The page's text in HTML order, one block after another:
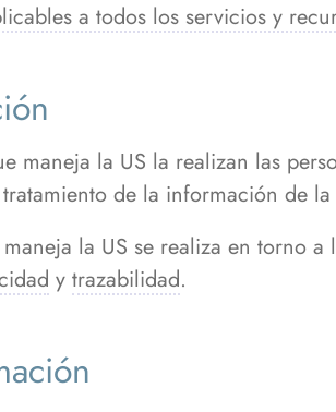
a todos los servicios y
maneja la US la realizan las
de la información de la
la US se realiza en torno
y trazabilidad.